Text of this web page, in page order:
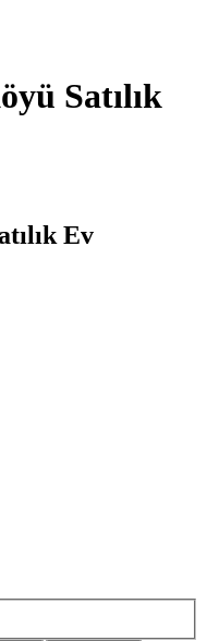
Satılık
Ev